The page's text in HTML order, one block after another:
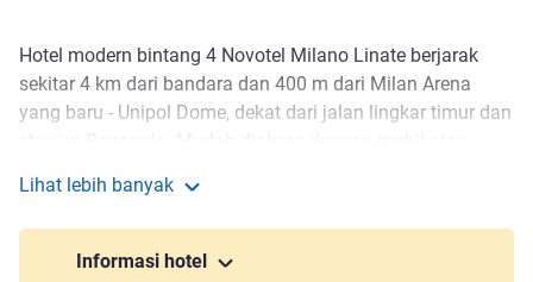
Deskripsi
Hotel modern bintang 4 Novotel Milano Linate berjarak
sekitar 4 km dari bandara dan 400 m dari Milan Arena
yang baru - Unipol Dome, dekat dari jalan lingkar timur dan
dan stasiun pengisian daya mobil listrik. WiFi gratis, pusat
bisnis untuk pertemuan hybrid, area co-working, dan
taman besar dengan kolam renang luar-ruang.
Lihat lebih banyak
Informasi hotel